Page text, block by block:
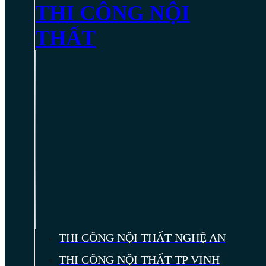
THI CÔNG NỘI
THẤT
THI CÔNG NỘI THẤT NGHỆ AN
THI CÔNG NỘI THẤT TP VINH